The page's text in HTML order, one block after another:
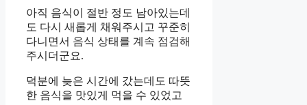
아직 음식이 절반 정도 남아있는데
도 다시 새롭게 채워주시고 꾸준히
다니면서 음식 상태를 계속 점검해
주시더군요.
덕분에 늦은 시간에 갔는데도 따뜻
한 음식을 맛있게 먹을 수 있었고